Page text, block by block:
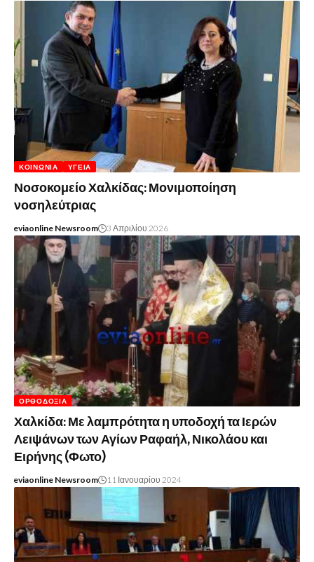
ΚΟΙΝΩΝΊΑ ΥΓΕΊΑ
Νοσοκομείο Χαλκίδας: Μονιμοποίηση
νοσηλεύτριας
eviaonline Newsroom 3 Απριλίου 2026
ΟΡΘΟΔΟΞΊΑ
Χαλκίδα: Με λαμπρότητα η υποδοχή τα Ιερών
Λειψάνων των Αγίων Ραφαήλ, Νικολάου και
Ειρήνης (Φωτο)
eviaonline Newsroom 11 Ιανουαρίου 2024